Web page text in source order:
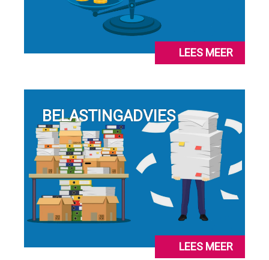
LEES MEER
BELASTINGADVIES
LEES MEER